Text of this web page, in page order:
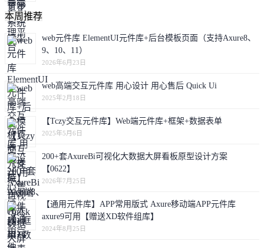
本周推荐
web元件库 ElementUI元件库+后台模板页面（支持Axure8、
9、10、11）
2026年6月23日
web高端交互元件库 用心设计 用心售后 Quick Ui
2025年2月18日
【Tczy交互元件库】Web端元件库+框架+数据表单
2025年5月6日
200+套AxureBi可视化大数据大屏看板原型设计方案
【0622】
2026年7月25日
【通用元件库】APP常用版式 Axure移动端APP元件库
axure9可用【赠送XD软件组库】
2024年8月25日